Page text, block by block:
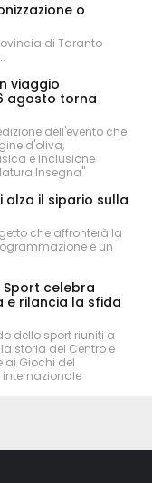
o
di Taranto
viaggio
agosto torna
dell'evento che
d'oliva,
e inclusione
Insegna"
alza il sipario sulla
che affronterà la
e un
Sport celebra
e rilancia la sfida
dello sport riuniti a
storia del Centro e
ai Giochi del